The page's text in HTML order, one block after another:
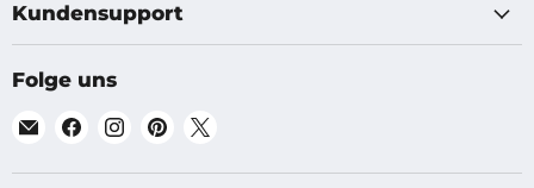
Kundensupport
Folge uns
Finde
auf
Finde
auf
Finde
auf
Finde
auf
auf